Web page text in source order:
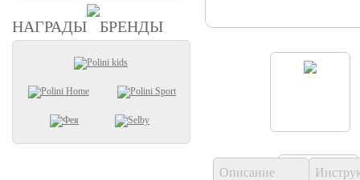
НАГРАДЫ БРЕНДЫ
Описание